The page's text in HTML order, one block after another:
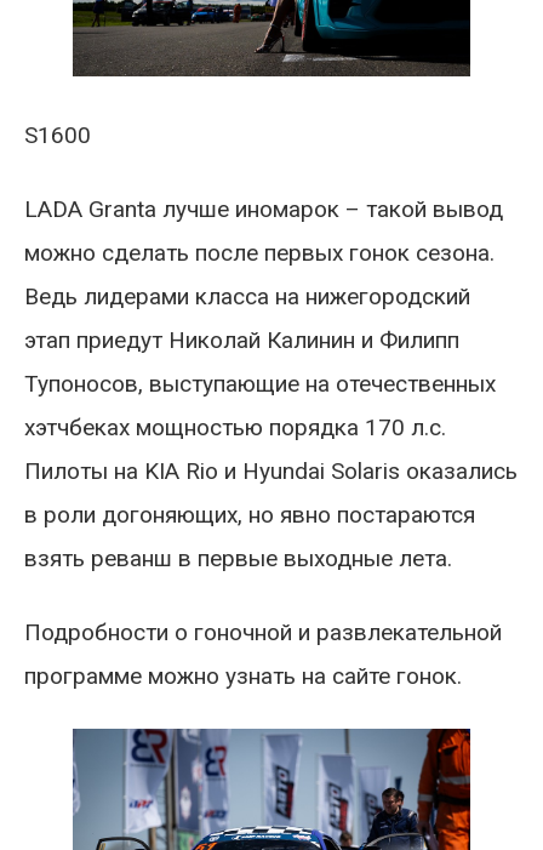
S1600
LADA Granta лучше иномарок – такой вывод
можно сделать после первых гонок сезона.
Ведь лидерами класса на нижегородский
этап приедут Николай Калинин и Филипп
Тупоносов, выступающие на отечественных
хэтчбеках мощностью порядка 170 л.с.
Пилоты на KIA Rio и Hyundai Solaris оказались
в роли догоняющих, но явно постараются
взять реванш в первые выходные лета.
Подробности о гоночной и развлекательной
программе можно узнать на сайте гонок.